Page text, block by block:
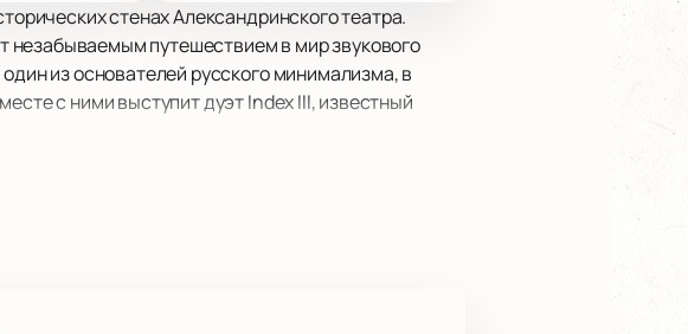
стенах Александринского театра.
незабываемым путешествием в мир звукового
из основателей русского минимализма, в
с ними выступит дуэт Index III, известный
в самом сердце Санкт-Петербурга.